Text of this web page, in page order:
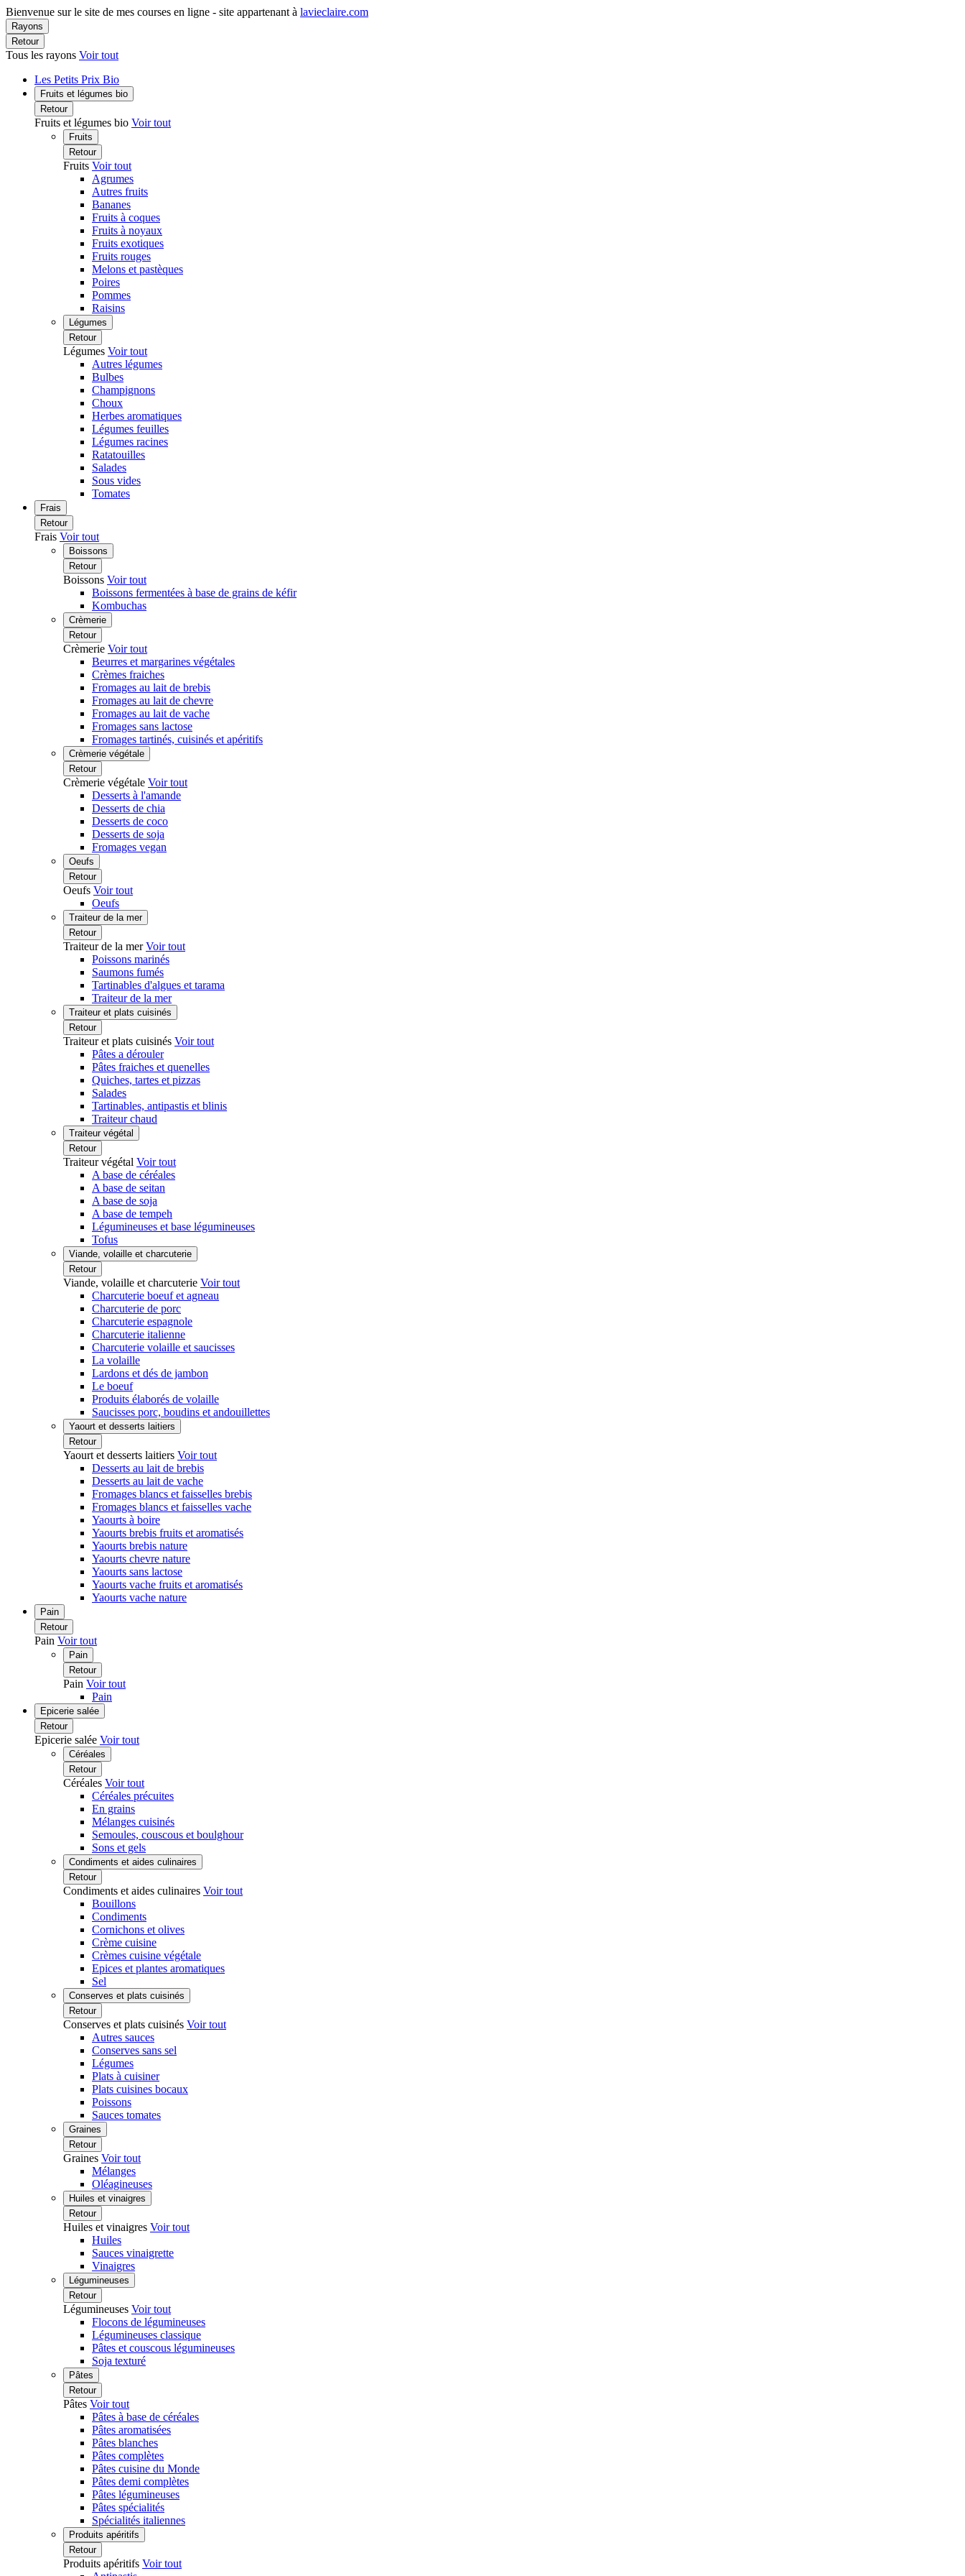
Bienvenue sur le site de mes courses en ligne - site appartenant à lavieclaire.com
Rayons
Retour
Tous les rayons Voir tout
Les Petits Prix Bio
Fruits et légumes bio
Retour
Fruits et légumes bio Voir tout
Fruits
Retour
Fruits Voir tout
Agrumes
Autres fruits
Bananes
Fruits à coques
Fruits à noyaux
Fruits exotiques
Fruits rouges
Melons et pastèques
Poires
Pommes
Raisins
Légumes
Retour
Légumes Voir tout
Autres légumes
Bulbes
Champignons
Choux
Herbes aromatiques
Légumes feuilles
Légumes racines
Ratatouilles
Salades
Sous vides
Tomates
Frais
Retour
Frais Voir tout
Boissons
Retour
Boissons Voir tout
Boissons fermentées à base de grains de kéfir
Kombuchas
Crèmerie
Retour
Crèmerie Voir tout
Beurres et margarines végétales
Crèmes fraiches
Fromages au lait de brebis
Fromages au lait de chevre
Fromages au lait de vache
Fromages sans lactose
Fromages tartinés, cuisinés et apéritifs
Crèmerie végétale
Retour
Crèmerie végétale Voir tout
Desserts à l'amande
Desserts de chia
Desserts de coco
Desserts de soja
Fromages vegan
Oeufs
Retour
Oeufs Voir tout
Oeufs
Traiteur de la mer
Retour
Traiteur de la merVoir tout
Poissons marinés
Saumons fumés
Tartinables d'algues et tarama
Traiteur de la mer
Traiteur et plats cuisinés
Retour
Traiteur et plats cuisinés Voir tout
Pâtes a dérouler
Pâtes fraiches et quenelles
Quiches, tartes et pizzas
Salades
Tartinables, antipastis et blinis
Traiteur chaud
Traiteur végétal
Retour
Traiteur végétal Voir tout
A base de céréales
A base de seitan
A base de soja
A base de tempeh
Légumineuses et base légumineuses
Tofus
Viande, volaille et charcuterie
Retour
Viande, volaille et charcuterie Voir tout
Charcuterie boeuf et agneau
Charcuterie de porc
Charcuterie espagnole
Charcuterie italienne
Charcuterie volaille et saucisses
La volaille
Lardons et dés de jambon
Le boeuf
Produits élaborés de volaille
Saucisses porc, boudins et andouillettes
Yaourt et desserts laitiers
Retour
Yaourt et desserts laitiers Voir tout
Desserts au lait de brebis
Desserts au lait de vache
Fromages blancs et faisselles brebis
Fromages blancs et faisselles vache
Yaourts à boire
Yaourts brebis fruits et aromatisés
Yaourts brebis nature
Yaourts chevre nature
Yaourts sans lactose
Yaourts vache fruits et aromatisés
Yaourts vache nature
Pain
Retour
Pain Voir tout
Pain
Retour
Pain Voir tout
Pain
Epicerie salée
Retour
Epicerie salée Voir tout
Céréales
Retour
Céréales Voir tout
Céréales précuites
En grains
Mélanges cuisinés
Semoules, couscous et boulghour
Sons et gels
Condiments et aides culinaires
Retour
Condiments et aides culinaires Voir tout
Bouillons
Condiments
Cornichons et olives
Crème cuisine
Crèmes cuisine végétale
Epices et plantes aromatiques
Sel
Conserves et plats cuisinés
Retour
Conserves et plats cuisinés Voir tout
Autres sauces
Conserves sans sel
Légumes
Plats à cuisiner
Plats cuisines bocaux
Poissons
Sauces tomates
Graines
Retour
Graines Voir tout
Mélanges
Oléagineuses
Huiles et vinaigres
Retour
Huiles et vinaigres Voir tout
Huiles
Sauces vinaigrette
Vinaigres
Légumineuses
Retour
Légumineuses Voir tout
Flocons de légumineuses
Légumineuses classique
Pâtes et couscous légumineuses
Soja texturé
Pâtes
Retour
Pâtes Voir tout
Pâtes à base de céréales
Pâtes aromatisées
Pâtes blanches
Pâtes complètes
Pâtes cuisine du Monde
Pâtes demi complètes
Pâtes légumineuses
Pâtes spécialités
Spécialités italiennes
Produits apéritifs
Retour
Produits apéritifs Voir tout